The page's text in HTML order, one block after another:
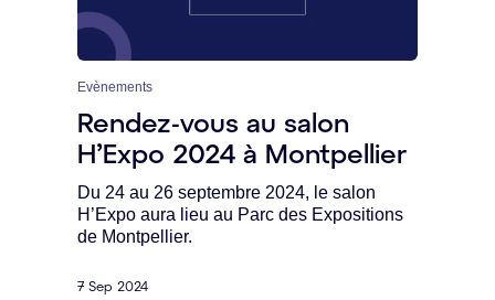
Evènements
Rendez-vous au salon
H’Expo 2024 à Montpellier
Du 24 au 26 septembre 2024, le salon
H’Expo aura lieu au Parc des Expositions
de Montpellier.
7 Sep 2024